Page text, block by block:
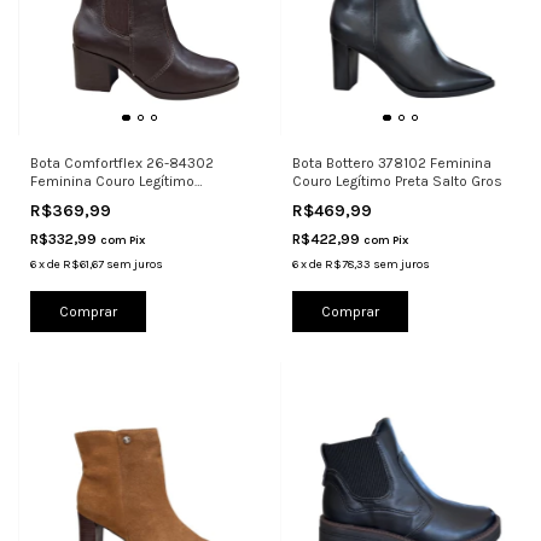
Bota Comfortflex 26-84302
Feminina Couro Legítimo
R$369,99
R$332,99 com Pix
6xde R$61,67 sem juros
Comprar
Bota Bottero 378102 Feminina
Couro Legítimo Preta Salto Gros
R$469,99
R$422,99 com Pix
6 xde R$78,33 sem juros
Comprar